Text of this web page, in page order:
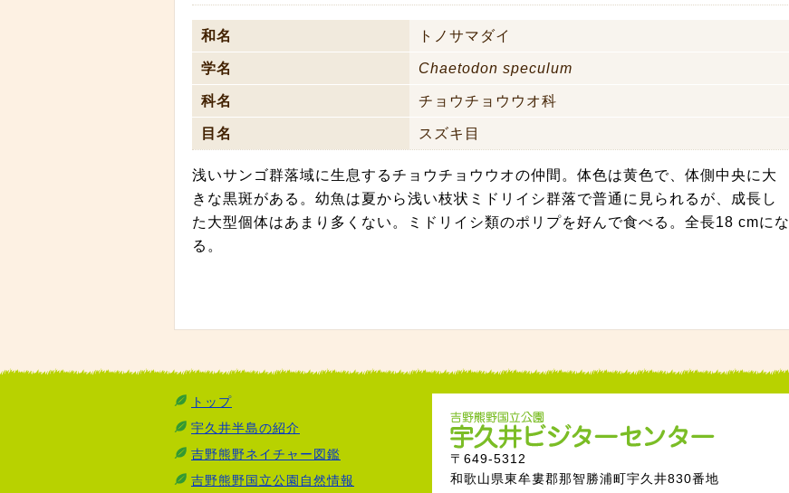
和名 トノサマダイ
学名 Chaetodon speculum
科名 チョウチョウウオ科
目名 スズキ目
浅いサンゴ群落域に生息するチョウチョウウオの仲間。体色は黄色で、体側中央に大
きな黒斑がある。幼魚は夏から浅い枝状ミドリイシ群落で普通に見られるが、成長し
た大型個体はあまり多くない。ミドリイシ類のポリプを好んで食べる。全長18 cmにな
る。
トップ
宇久井半島の紹介
吉野熊野ネイチャー図鑑
吉野熊野国立公園自然情報
〒649-5312
和歌山県東牟婁郡那智勝浦町宇久井830番地